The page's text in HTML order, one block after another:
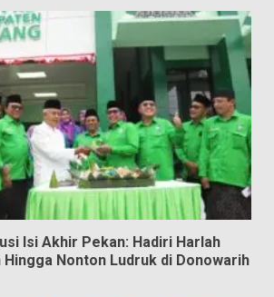
Isi Akhir Pekan: Hadiri Harlah
Hingga Nonton Ludruk di Donowarih